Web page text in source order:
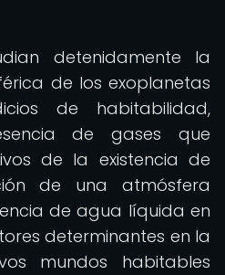
detenidamente la
de los exoplanetas
de habitabilidad,
de gases que
de la existencia de
de una atmósfera
de agua líquida en
determinantes en la
mundos habitables